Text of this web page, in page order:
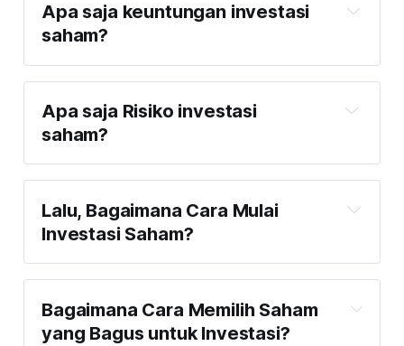
Apa saja keuntungan investasi
saham?
Pertama
Kedua,
Apa saja Risiko investasi
saham?
Pertama,
Kedua,
Lalu, Bagaimana Cara Mulai
Investasi Saham?
Bagaimana Cara Memilih Saham
yang Bagus untuk Investasi?